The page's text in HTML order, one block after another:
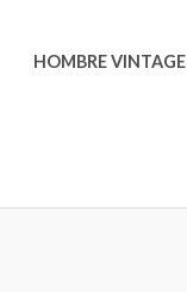
HOMBRE VINTAGE